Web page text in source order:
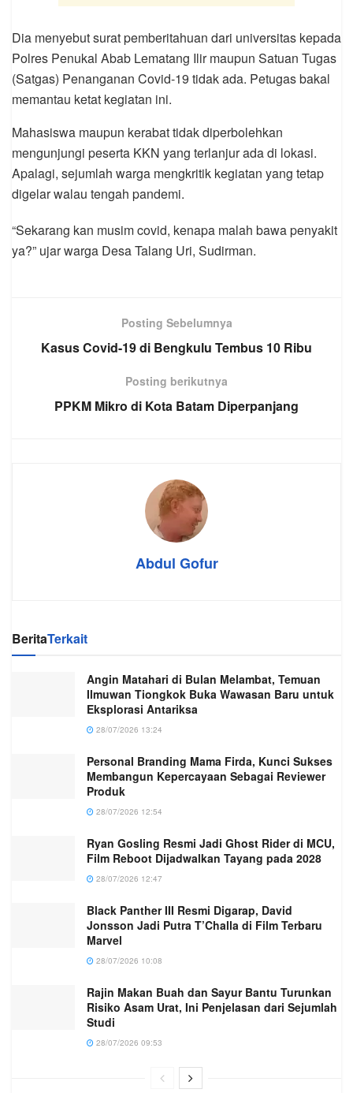
Dia menyebut surat pemberitahuan dari universitas kepada
Polres Penukal Abab Lematang Ilir maupun Satuan Tugas
(Satgas) Penanganan Covid-19 tidak ada. Petugas bakal
memantau ketat kegiatan ini.
Mahasiswa maupun kerabat tidak diperbolehkan
mengunjungi peserta KKN yang terlanjur ada di lokasi.
Apalagi, sejumlah warga mengkritik kegiatan yang tetap
digelar walau tengah pandemi.
“Sekarang kan musim covid, kenapa malah bawa penyakit
ya?” ujar warga Desa Talang Uri, Sudirman.
Posting Sebelumnya
Kasus Covid-19 di Bengkulu Tembus 10 Ribu
Posting berikutnya
PPKM Mikro di Kota Batam Diperpanjang
Abdul Gofur
BeritaTerkait
Angin Matahari di Bulan Melambat, Temuan
Ilmuwan Tiongkok Buka Wawasan Baru untuk
Eksplorasi Antariksa
28/07/2026 13:24
Personal Branding Mama Firda, Kunci Sukses
Membangun Kepercayaan Sebagai Reviewer
Produk
28/07/2026 12:54
Ryan Gosling Resmi Jadi Ghost Rider di MCU,
Film Reboot Dijadwalkan Tayang pada 2028
28/07/2026 12:47
Black Panther III Resmi Digarap, David
Jonsson Jadi Putra T’Challa di Film Terbaru
Marvel
28/07/2026 10:08
Rajin Makan Buah dan Sayur Bantu Turunkan
Risiko Asam Urat, Ini Penjelasan dari Sejumlah
Studi
28/07/2026 09:53